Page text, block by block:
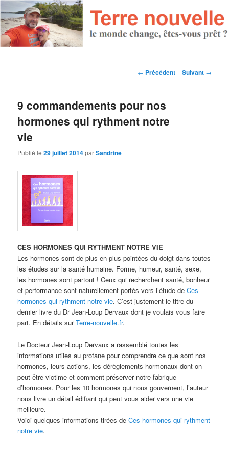
Navigation des articles
← Précédent Suivant →
9 commandements pour nos
hormones qui rythment notre
vie
Publié le29 juillet 2014parSandrine
CES HORMONES QUI RYTHMENT NOTRE VIE
Les hormones sont de plus en plus pointées du doigt dans toutes
les études sur la santé humaine. Forme, humeur, santé, sexe,
les hormones sont partout ! Ceux qui recherchent santé, bonheur
et performance sont naturellement portés vers l’étude deCes
hormones qui rythment notre vie. C’est justement le titre du
dernier livre du Dr Jean-Loup Dervaux dont je voulais vous faire
part. En détails surTerre-nouvelle.fr.
Le Docteur Jean-Loup Dervaux a rassemblé toutes les
informations utiles au profane pour comprendre ce que sont nos
hormones, leurs actions, les dérèglements hormonaux dont on
peut être victime et comment préserver notre fabrique
d’hormones. Pour les 10 hormones qui nous gouvernent, l’auteur
nous livre un détail édifiant qui peut vous aider vers une vie
meilleure.
Voici quelques informations tirées deCes hormones qui rythment
notre vie.